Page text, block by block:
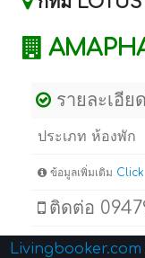
รายละเอียดที่พั
ประเภท ห้องพัก
ข้อมูลเพิ่มเติม Click
ติดต่อ
Livingbooker.com